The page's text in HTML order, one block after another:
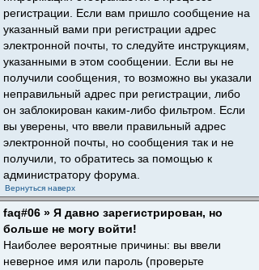
регистрации. Если вам пришло сообщение на
указанный вами при регистрации адрес
электронной почты, то следуйте инструкциям,
указанными в этом сообщении. Если вы не
получили сообщения, то возможно вы указали
неправильный адрес при регистрации, либо
он заблокирован каким-либо фильтром. Если
вы уверены, что ввели правильный адрес
электронной почты, но сообщения так и не
получили, то обратитесь за помощью к
администратору форума.
Вернуться наверх
faq#06 » Я давно зарегистрирован, но
больше не могу войти!
Наиболее вероятные причины: вы ввели
неверное имя или пароль (проверьте